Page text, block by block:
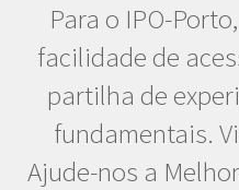
Para o IPO-
facilidade de
partilha de
fundamentais.
Ajude-nos a